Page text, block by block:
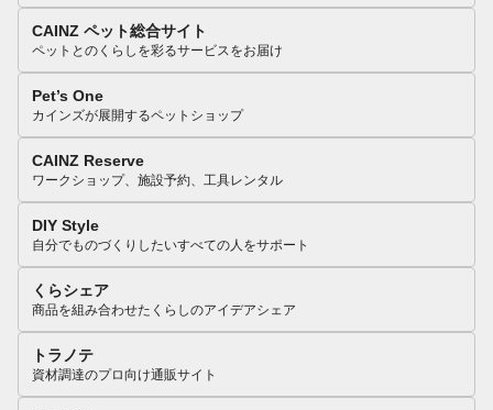
CAINZ ペット総合サイト
ペットとのくらしを彩るサービスをお届け
Pet’s One
カインズが展開するペットショップ
CAINZ Reserve
ワークショップ、施設予約、工具レンタル
DIY Style
自分でものづくりしたいすべての人をサポート
くらシェア
商品を組み合わせたくらしのアイデアシェア
トラノテ
資材調達のプロ向け通販サイト